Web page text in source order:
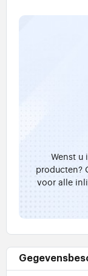
Wenst u
producten?
voor alle